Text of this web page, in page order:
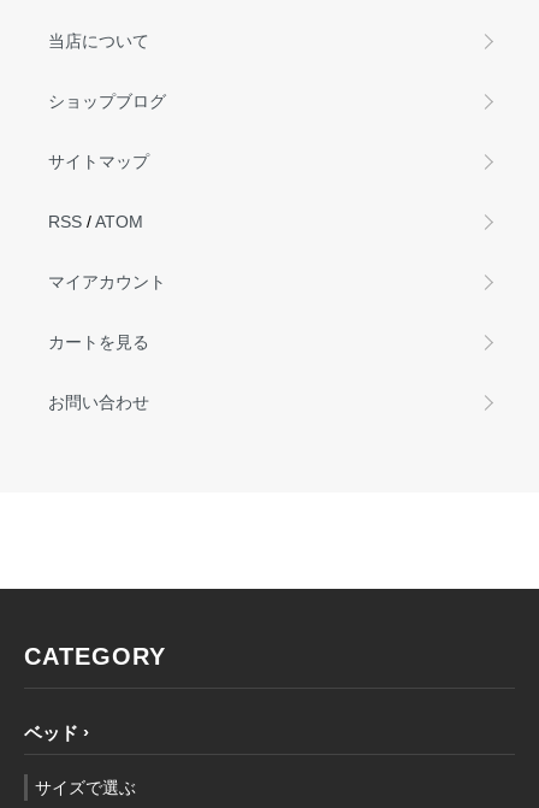
当店について
ショップブログ
サイトマップ
RSS /ATOM
マイアカウント
カートを見る
お問い合わせ
CATEGORY
ベッド
サイズで選ぶ